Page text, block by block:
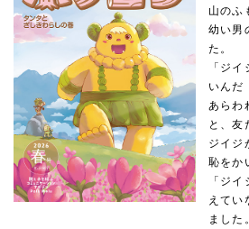
山のふ
幼い男
た。
「ジ
いんだ
あらわ
と、友
ジイジ
恥をか
「ジ
えてい
ました。